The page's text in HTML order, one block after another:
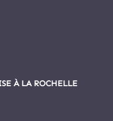
À LA ROCHELLE